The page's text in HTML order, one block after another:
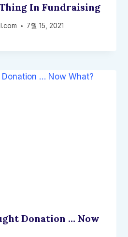
In Fundraising
7월 15, 2021
Donation … Now